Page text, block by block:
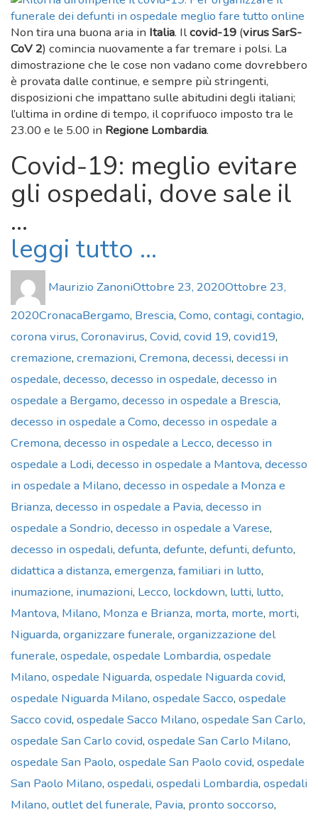
Non tira una buona aria in Italia. Ilcovid-19 (virus SarS-
CoV 2) comincia nuovamente a far tremare i polsi. La
dimostrazione che le cose non vadano come dovrebbero
è provata dalle continue, e sempre più stringenti,
disposizioni che impattano sulle abitudini degli italiani;
l’ultima in ordine di tempo, il coprifuoco imposto tra le
23.00 e le 5.00 in Regione Lombardia.
Covid-19: meglio evitare
gli ospedali, dove sale il
...
leggi tutto ...
Maurizio Zanonion
Ottobre 23, 2020Ottobre 23,
2020Categories
CronacaTags
Bergamo, Brescia, Como, contagi, contagio,
corona virus, Coronavirus, Covid, covid 19, covid19,
cremazione, cremazioni, Cremona, decessi, decessi in
ospedale, decesso, decesso in ospedale, decesso in
ospedale a Bergamo, decesso in ospedale a Brescia,
decesso in ospedale a Como, decesso in ospedale a
Cremona, decesso in ospedale a Lecco, decesso in
ospedale a Lodi, decesso in ospedale a Mantova, decesso
in ospedale a Milano, decesso in ospedale a Monza e
Brianza, decesso in ospedale a Pavia, decesso in
ospedale a Sondrio, decesso in ospedale a Varese,
decesso in ospedali, defunta, defunte, defunti, defunto,
didattica a distanza, emergenza, familiari in lutto,
inumazione, inumazioni, Lecco, lockdown, lutti, lutto,
Mantova, Milano, Monza e Brianza, morta, morte, morti,
Niguarda, organizzare funerale, organizzazione del
funerale, ospedale, ospedale Lombardia, ospedale
Milano, ospedale Niguarda, ospedale Niguarda covid,
ospedale Niguarda Milano, ospedale Sacco, ospedale
Sacco covid, ospedale Sacco Milano, ospedale San Carlo,
ospedale San Carlo covid, ospedale San Carlo Milano,
ospedale San Paolo, ospedale San Paolo covid, ospedale
San Paolo Milano, ospedali, ospedali Lombardia, ospedali
Milano, outlet del funerale, Pavia, pronto soccorso,